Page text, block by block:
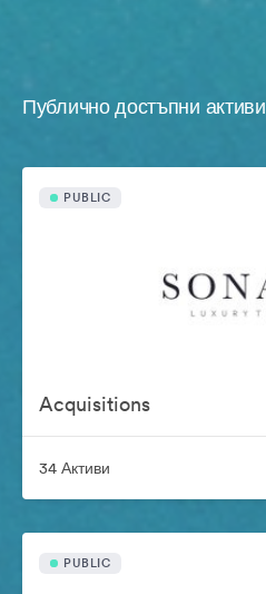
Публично достъпни активи
PUBLIC
Acquisitions
34 Активи
PUBLIC